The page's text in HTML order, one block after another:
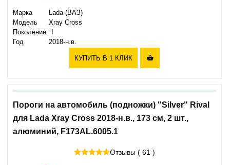
Марка
Lada (ВАЗ)
Модель
Xray Cross
Поколение
Год
2018-н.в.
КУПИТЬ В 1 КЛИК 
Пороги на автомобиль (подножки) "Silver" Rival
для Lada Xray Cross 2018-н.в., 173 см, 2 шт.,
алюминий, F173AL.6005.1
Отзывы ( 61 )